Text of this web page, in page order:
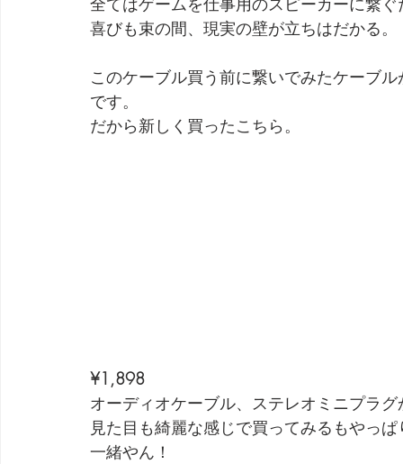
喜びも束の間、現実の壁が立ちはだかる。
このケーブル買う前に繋いでみたケーブ
です。
だから新しく買ったこちら。
¥1,898
オーディオケーブル、ステレオミニプラ
見た目も綺麗な感じで買ってみるもやっ
一緒やん！